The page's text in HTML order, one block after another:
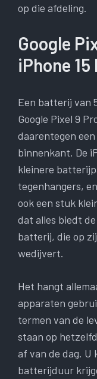
op die afdeling.
Google
iPhone
Een batterij van
Google Pixel 9
daarentegen
binnenkant. De
kleinere
tegenhangers,
ook een stuk
dat alles biedt
batterij, die op
wedijvert.
Het hangt
apparaten
termen van de
staan ​​op
af van de dag. U
batterijduur